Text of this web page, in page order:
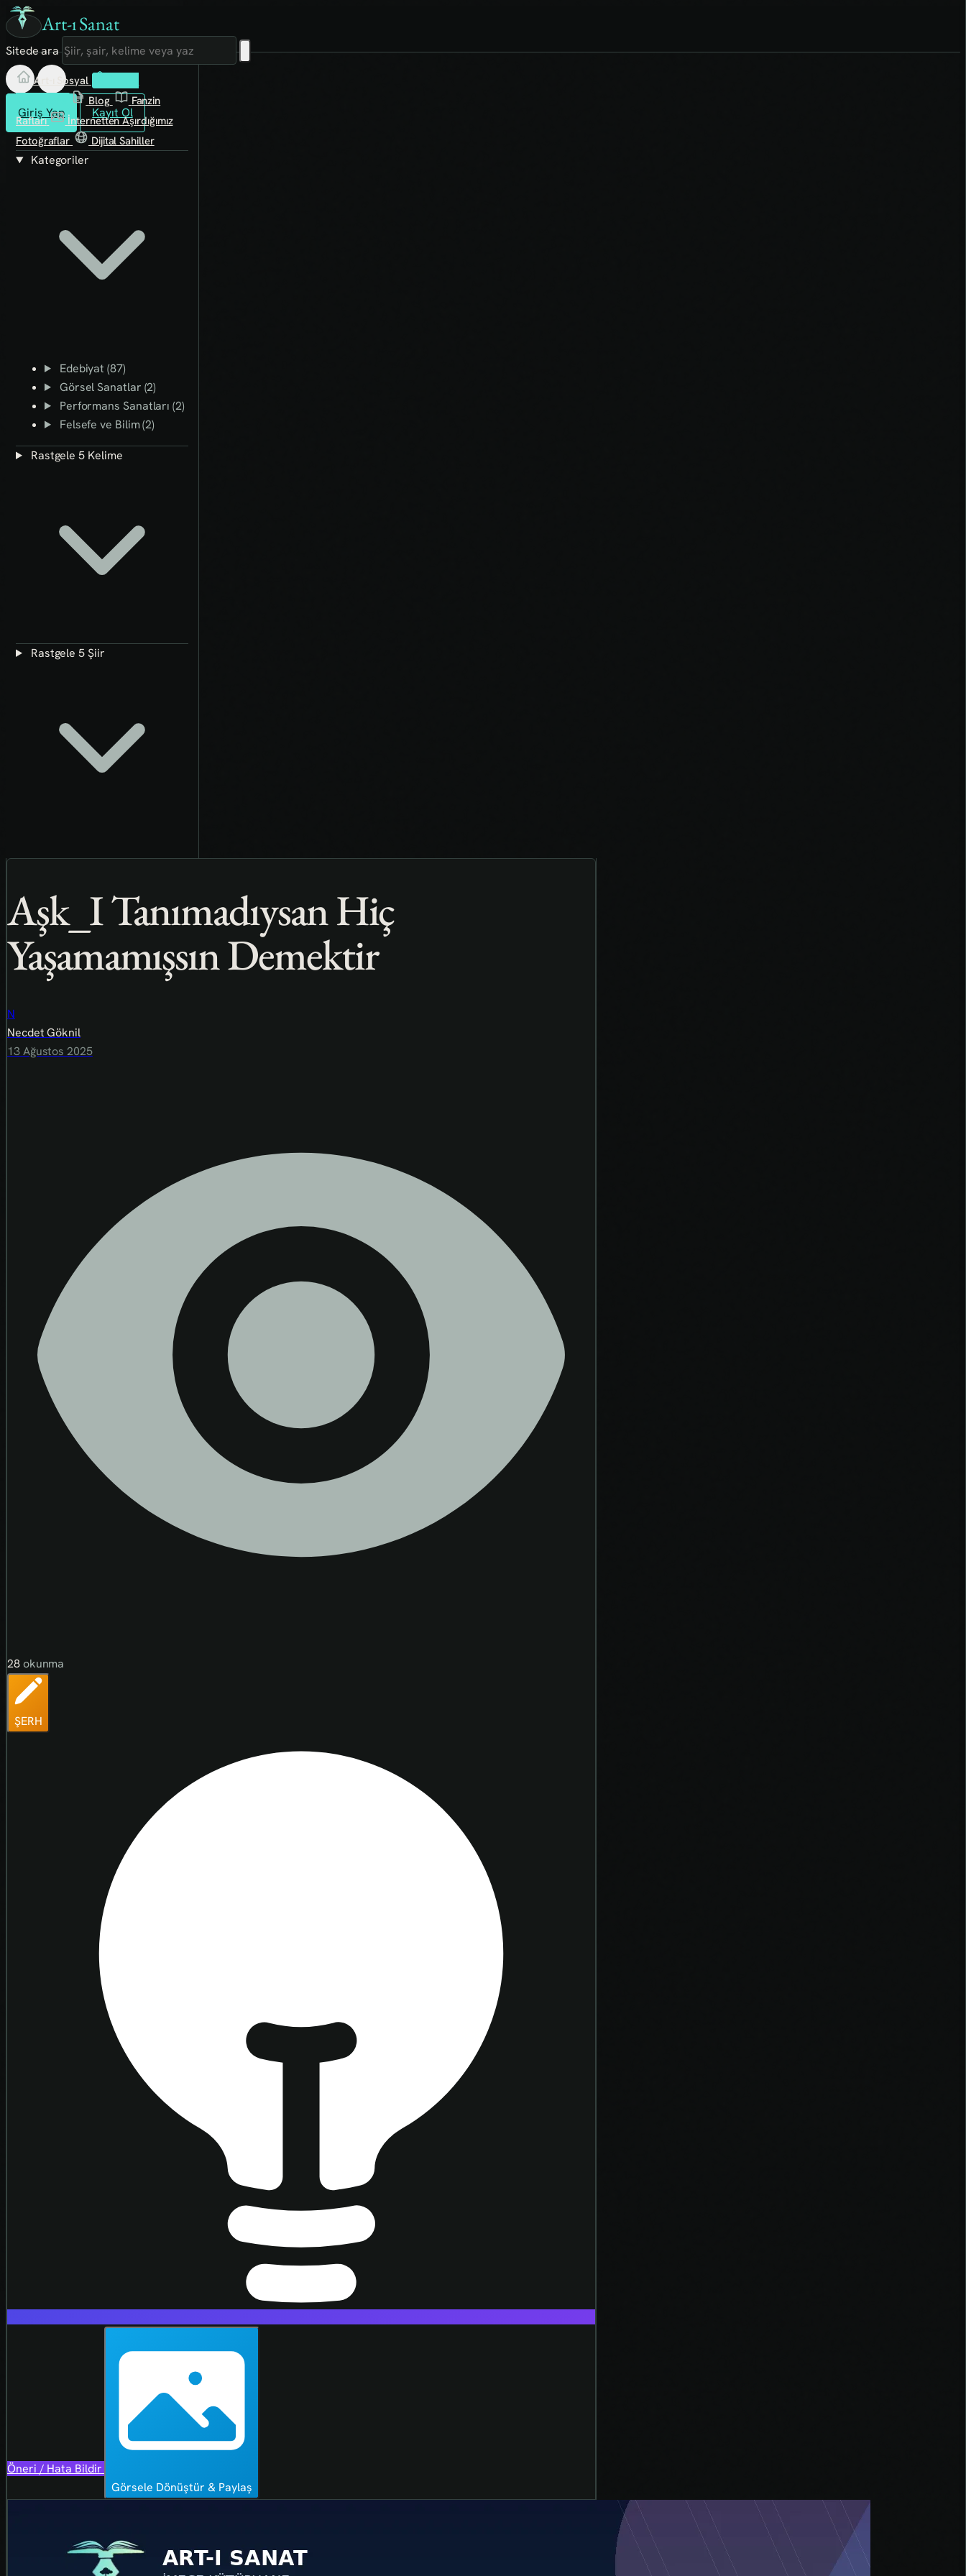
Art-ı Sanat
Sitede ara
Giriş Yap Kayıt Ol
Art-ı Sosyal
Blog
Fanzin
Rafları
İnternetten Aşırdığımız
Fotoğraflar
Dijital Sahiller
Kategoriler
Edebiyat (87)
Görsel Sanatlar (2)
Performans Sanatları (2)
Felsefe ve Bilim (2)
Rastgele 5 Kelime
Rastgele 5 Şiir
Aşk_I Tanımadıysan Hiç
Yaşamamışsın Demektir
N
Necdet Göknil
13 Ağustos 2025
28okunma
ŞERH
Öneri / Hata Bildir
Görsele Dönüştür & Paylaş